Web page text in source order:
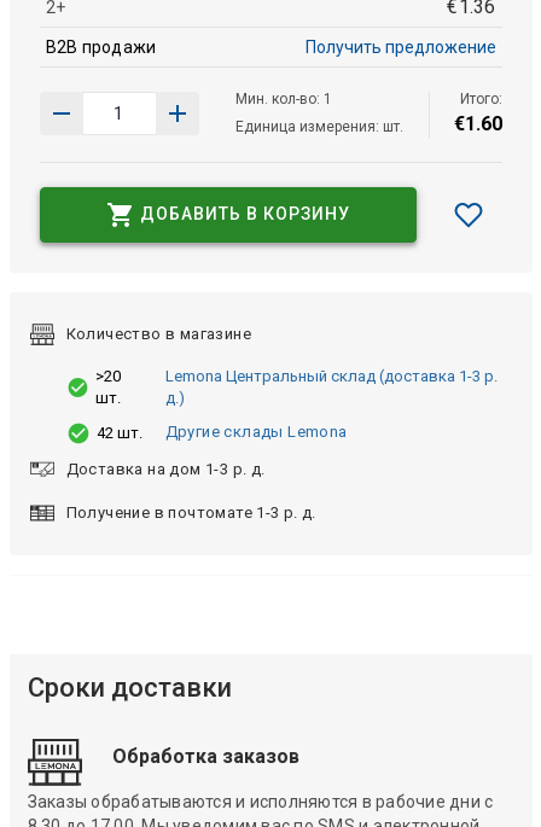
2+ €1.36
B2B продажи Получить предложение
Мин. кол-во: 1
Единица измерения: шт.
Итого:
€1.60
ДОБАВИТЬ В КОРЗИНУ
Количество в магазине
>20
шт.
Lemona Центральный склад (доставка 1-3 р.
д.)
42 шт.
Другие склады Lemona
Доставка на дом 1-3 р. д.
Получение в почтомате 1-3 р. д.
Сроки доставки
Обработка заказов
Заказы обрабатываются и исполняются в рабочие дни с